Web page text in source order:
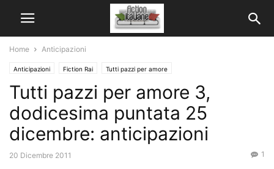
Home Anticipazioni
Anticipazioni Fiction Rai Tutti pazzi per amore
Tutti pazzi per amore 3,
dodicesima puntata 25
dicembre: anticipazioni
20 Dicembre 2011 1